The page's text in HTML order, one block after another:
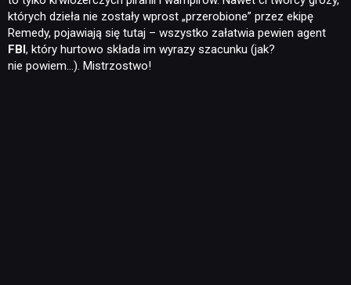
których dzieła nie zostały wprost „przerobione” przez ekipę
Remedy, pojawiają się tutaj – wszystko załatwia pewien agent
FBI, który hurtowo składa im wyrazy szacunku (jak?
nie powiem…). Mistrzostwo!